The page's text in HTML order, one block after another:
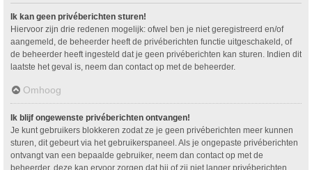
Ik kan geen privéberichten sturen!
Hiervoor zijn drie redenen mogelijk: ofwel ben je niet geregistreerd en/of
aangemeld, de beheerder heeft de privéberichten functie uitgeschakeld, of
de beheerder heeft ingesteld dat je geen privéberichten kan sturen. Indien dit
laatste het geval is, neem dan contact op met de beheerder.
Omhoog
Ik blijf ongewenste privéberichten ontvangen!
Je kunt gebruikers blokkeren zodat ze je geen privéberichten meer kunnen
sturen, dit gebeurt via het gebruikerspaneel. Als je ongepaste privéberichten
ontvangt van een bepaalde gebruiker, neem dan contact op met de
beheerder, deze kan ervoor zorgen dat hij of zij niet langer privéberichten